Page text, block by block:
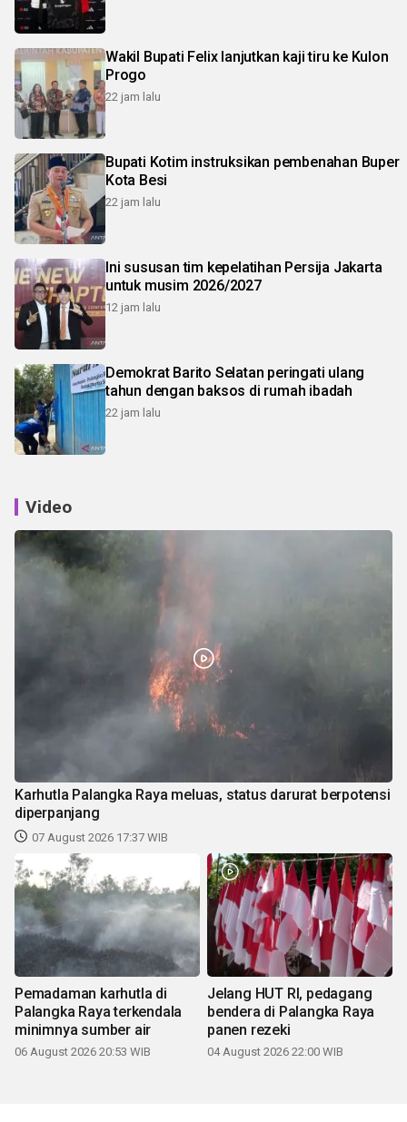
Wakil Bupati Felix lanjutkan kaji tiru ke Kulon
Progo
22 jam lalu
Bupati Kotim instruksikan pembenahan Buper
Kota Besi
22 jam lalu
Ini sususan tim kepelatihan Persija Jakarta
untuk musim 2026/2027
12 jam lalu
Demokrat Barito Selatan peringati ulang
tahun dengan baksos di rumah ibadah
22 jam lalu
Video
Karhutla Palangka Raya meluas, status darurat berpotensi
diperpanjang
07 August 2026 17:37 WIB
Pemadaman karhutla di
Palangka Raya terkendala
minimnya sumber air
06 August 2026 20:53 WIB
Jelang HUT RI, pedagang
bendera di Palangka Raya
panen rezeki
04 August 2026 22:00 WIB